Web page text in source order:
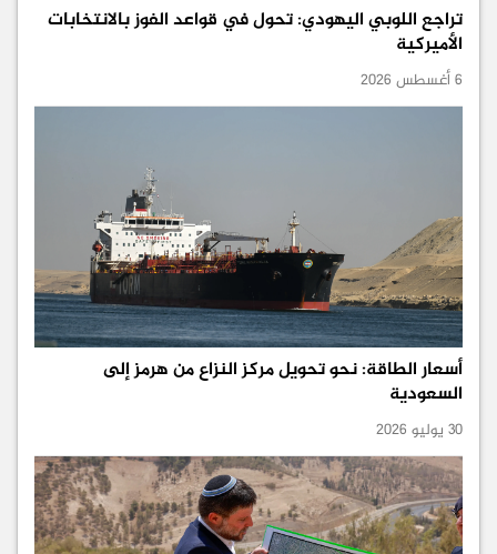
تراجع اللوبي اليهودي: تحول في قواعد الفوز بالانتخابات
الأميركية
6 أغسطس 2026
أسعار الطاقة: نحو تحويل مركز النزاع من هرمز إلى
السعودية
30 يوليو 2026